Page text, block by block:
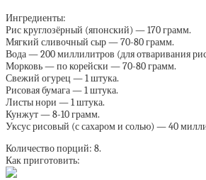
Ингредиенты:
Рис круглозёрный (японский) — 170 грамм.
Мягкий сливочный сыр — 70-80 грамм.
Вода — 200 миллилитров (для отваривания
Морковь — по корейски — 70-80 грамм.
Свежий огурец — 1 штука.
Рисовая бумага — 1 штука.
Листы нори — 1 штука.
Кунжут — 8-10 грамм.
Уксус рисовый (с сахаром и солью) — 40
Количество порций: 8.
Как приготовить: